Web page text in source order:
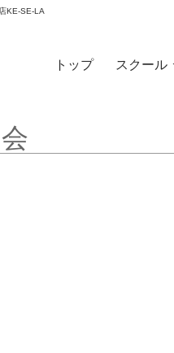
KE-SE-LA
トップ スクール